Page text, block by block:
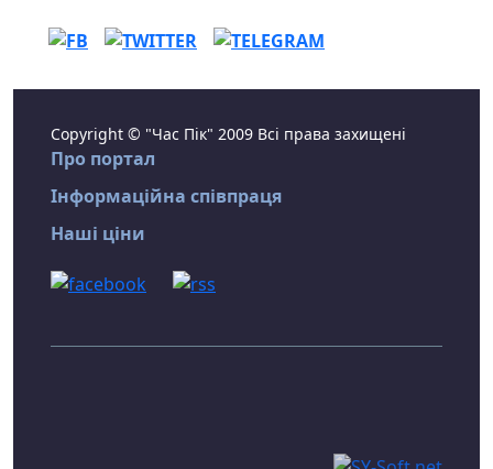
Copyright © "Час Пік" 2009 Всі права захищені
Про портал
Інформаційна співпраця
Наші ціни